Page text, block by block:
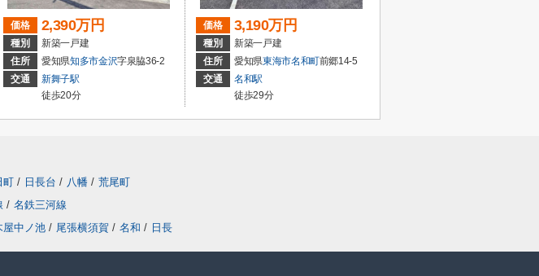
価格 2,390万円
種別
新築一戸建
住所
愛知県知多市金沢字泉脇36-2
交通
新舞子駅
徒歩20分
価格 3,190万円
種別
新築一戸建
住所
愛知県東海市名和町前郷14-5
交通
名和駅
徒歩29分
町 / 日長台 / 八幡 / 荒尾町
/ 名鉄三河線
屋中ノ池 / 尾張横須賀 / 名和 / 日長